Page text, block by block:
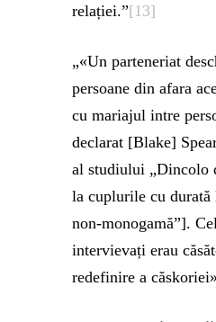
relației.”[13]
„«Un parteneriat
persoane din afara
cu mariajul intre
declarat [Blake]
al studiului „Dincolo
la cuplurile cu
non-monogamă”].
intervievați erau
redefinire a